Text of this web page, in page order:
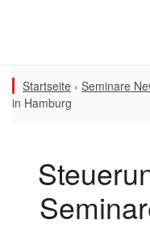
Startseite › Seminare
in Hamburg